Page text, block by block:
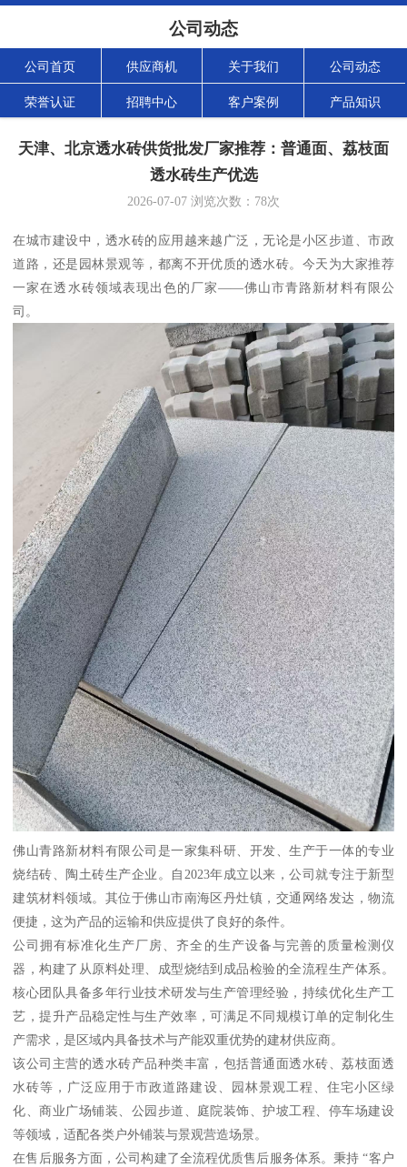
公司动态
公司首页 供应商机 关于我们 公司动态
荣誉认证 招聘中心 客户案例 产品知识
天津、北京透水砖供货批发厂家推荐：普通面、荔枝面
透水砖生产优选
2026-07-07 浏览次数： 78次
在城市建设中，透水砖的应用越来越广泛，无论是小区步道、市政
道路，还是园林景观等，都离不开优质的透水砖。今天为大家推荐
一家在透水砖领域表现出色的厂家——佛山市青路新材料有限公
司。
佛山青路新材料有限公司是一家集科研、开发、生产于一体的专业
烧结砖、陶土砖生产企业。自2023年成立以来，公司就专注于新型
建筑材料领域。其位于佛山市南海区丹灶镇，交通网络发达，物流
便捷，这为产品的运输和供应提供了良好的条件。
公司拥有标准化生产厂房、齐全的生产设备与完善的质量检测仪
器，构建了从原料处理、成型烧结到成品检验的全流程生产体系。
核心团队具备多年行业技术研发与生产管理经验，持续优化生产工
艺，提升产品稳定性与生产效率，可满足不同规模订单的定制化生
产需求，是区域内具备技术与产能双重优势的建材供应商。
该公司主营的透水砖产品种类丰富，包括普通面透水砖、荔枝面透
水砖等，广泛应用于市政道路建设、园林景观工程、住宅小区绿
化、商业广场铺装、公园步道、庭院装饰、护坡工程、停车场建设
等领域，适配各类户外铺装与景观营造场景。
在售后服务方面，公司构建了全流程优质售后服务体系。秉持 “客户